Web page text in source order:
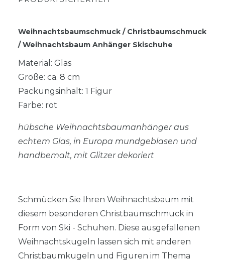
Weihnachtsbaumschmuck / Christbaumschmuck
/ Weihnachtsbaum Anhänger Skischuhe
Material: Glas
Größe: ca. 8 cm
Packungsinhalt: 1 Figur
Farbe: rot
hübsche Weihnachtsbaumanhänger aus
echtem Glas, in Europa mundgeblasen und
handbemalt, mit Glitzer dekoriert
Schmücken Sie Ihren Weihnachtsbaum mit
diesem besonderen Christbaumschmuck in
Form von Ski - Schuhen. Diese ausgefallenen
Weihnachtskugeln lassen sich mit anderen
Christbaumkugeln und Figuren im Thema